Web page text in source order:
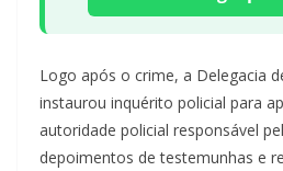
Logo após o crime, a Delegacia
instaurou inquérito policial para
autoridade policial responsável
depoimentos de testemunhas e